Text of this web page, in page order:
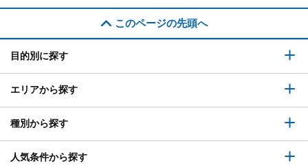
このページの先頭へ
目的別に探す
エリアから探す
種別から探す
人気条件から探す